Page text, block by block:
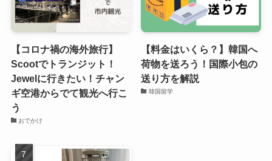
【コロナ禍の海外旅行】
Scootでトランジット！
Jewelに行きたい！チャン
ギ空港からでて観光へ行こ
う
おでかけ
【料金はいくら？】韓国へ
荷物を送ろう！国際小包の
送り方を解説
韓国留学